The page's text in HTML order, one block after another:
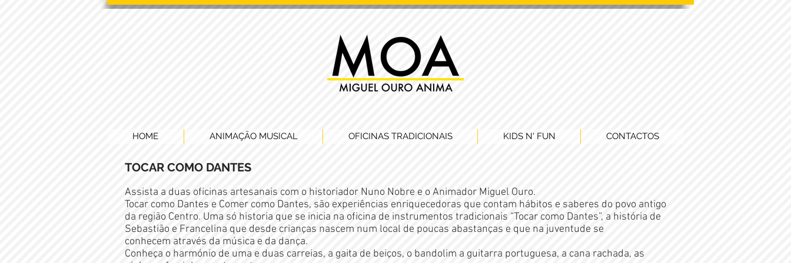
TOCAR COMO DANTES
Assista a duas oficinas artesanais com o historiador Nuno Nobre e o Animador Miguel Ouro.
Tocar como Dantes e Comer como Dantes, são experiências enriquecedoras que contam hábitos e saberes do povo antigo
da região Centro. Uma só historia que se inicia na oficina de instrumentos tradicionais “Tocar como Dantes”, a história de
Sebastião e Francelina que desde crianças nascem num local de poucas abastanças e que na juventude se
conhecem através da música e da dança.
Conheça o harmónio de uma e duas carreias, a gaita de beiços, o bandolim a guitarra portuguesa, a cana rachada, as
HOME ANIMAÇÃO MUSICAL OFICINAS TRADICIONAIS KIDS N' FUN CONTACTOS